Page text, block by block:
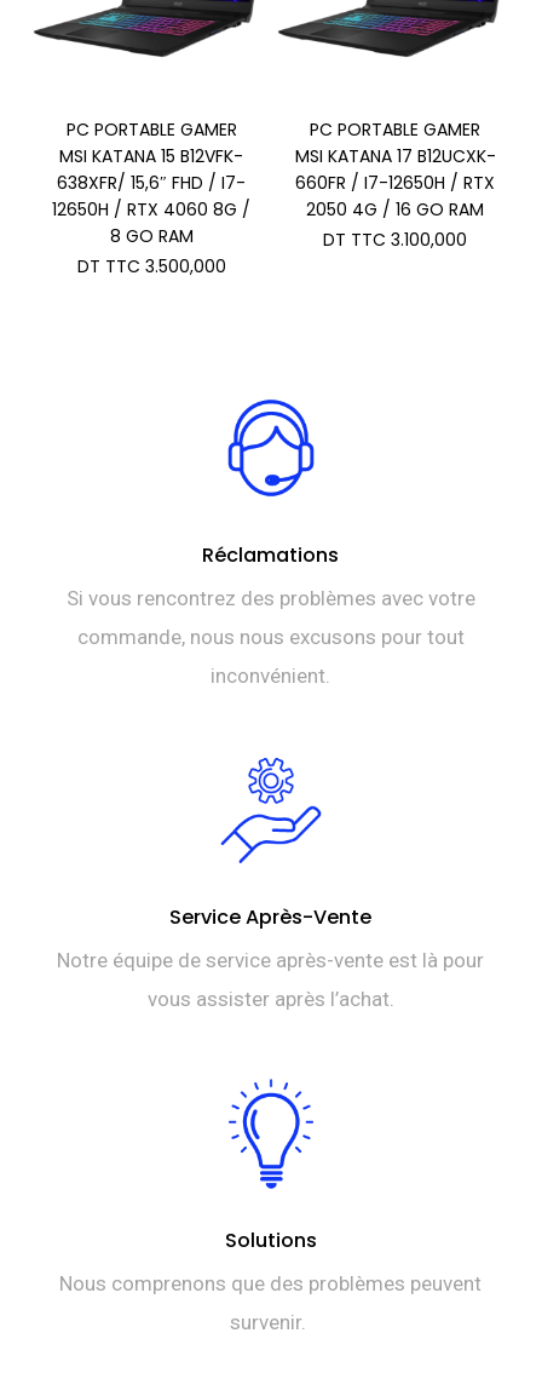
PC PORTABLE GAMER
MSI KATANA 15 B12VFK-
638XFR/ 15,6″ FHD / I7-
12650H / RTX 4060 8G /
8 GO RAM
DT TTC 3.500,000
PC PORTABLE GAMER
MSI KATANA 17 B12UCXK-
660FR / I7-12650H / RTX
2050 4G / 16 GO RAM
DT TTC 3.100,000
Réclamations
Si vous rencontrez des problèmes avec votre
commande, nous nous excusons pour tout
inconvénient.
Service Après-Vente
Notre équipe de service après-vente est là pour
vous assister après l’achat.
Solutions
Nous comprenons que des problèmes peuvent
survenir.